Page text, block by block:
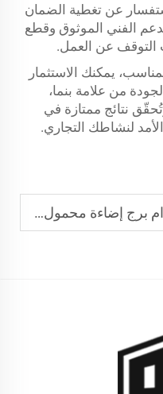
عن تغطية الضمان
الفني الموثوق وقطع
التوقف عن العمل.
يمكنك الاستثمار
من علامة بنما،
نتائج ممتازة في
لنشاطك التجاري.